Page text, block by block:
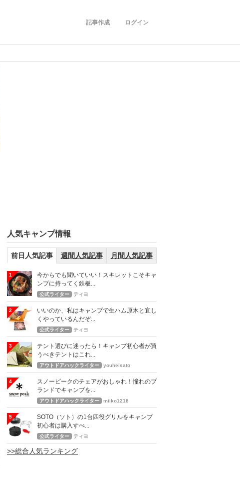
記事作成 ログイン
人気キャンプ情報
前日人気記事 週間人気記事 月間人気記事
1
今からでも聞いていい！スキレットこそキャ
ンプに持ってく鉄板...
公式ライター ティヨ
2
いいのか、私はキャンプで生ハム原木と宜し
くやっているんだぞ...
公式ライター ティヨ
3
テント選びに迷ったら！キャンプ初心者が買
うべきテントはこれ...
アウトドアハックライター youheisato
4
スノーピークのチェアがおしゃれ！憧れのブ
ランドでキャンプを...
アウトドアハックライター miiko1218
5
SOTO（ソト）の1台四役グリルをキャンプ
初心者は購入すべ...
公式ライター ティヨ
>>総合人気ランキング